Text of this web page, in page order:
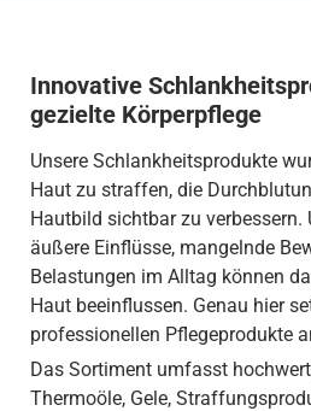
Innovative
gezielte Körperpflege
Unsere Schlankheitsprodukte
Haut zu straffen, die
Hautbild sichtbar zu verbessern.
äußere Einflüsse, mangelnde
Belastungen im Alltag können
Haut beeinflussen. Genau hier
professionellen Pflegeprodukte
Das Sortiment umfasst
Thermoöle, Gele,